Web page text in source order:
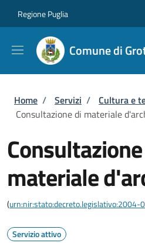
Regione Puglia
Comune di
Briciole di pane
Home / Servizi / Cultura e
Consultazione di materiale
materiale
(urn:nir:stato:decreto.legislativo:2004-
Servizio attivo